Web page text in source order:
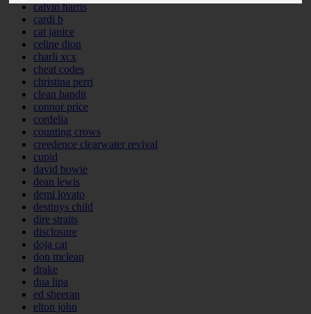
calvin harris
cardi b
cat janice
celine dion
charli xcx
cheat codes
christina perri
clean bandit
connor price
cordelia
counting crows
creedence clearwater revival
cupid
david bowie
dean lewis
demi lovato
destinys child
dire straits
disclosure
doja cat
don mclean
drake
dua lipa
ed sheeran
elton john